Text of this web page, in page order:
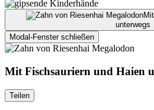
unterwegs
Modal-Fenster schließen
Mit Fischsauriern und Haien
Teilen